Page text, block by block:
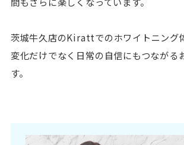
茨城牛久店のKirattでのホワイトニング
変化だけでなく日常の自信にもつながる
す。